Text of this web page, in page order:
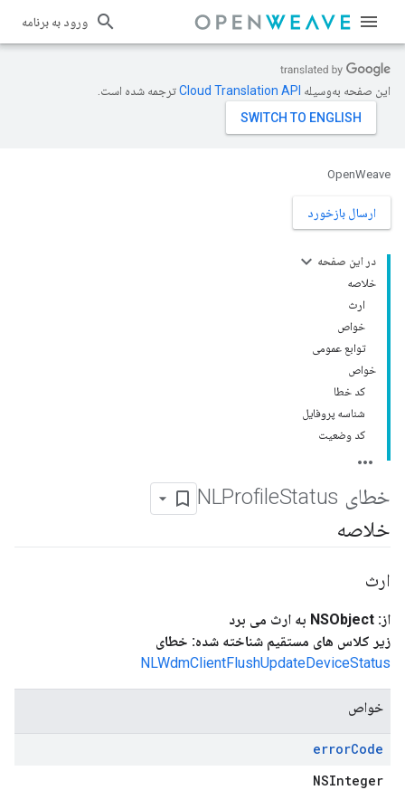
ورود به برنامه
این صفحه به‌وسیله ترجمه شده است.
OpenWeave
ارسال بازخورد
در این صفحه
خلاصه
ارث
خواص
توابع عمومی
خواص
کد خطا
شناسه پروفایل
کد وضعیت
خطای NLProfile Status
خلاصه
ارث
از: NSObject به ارث می برد
زیر کلاس های مستقیم شناخته شده: خطای
NLWdmClientFlushUpdateDeviceStatus
خواص
errorCode
NSInteger